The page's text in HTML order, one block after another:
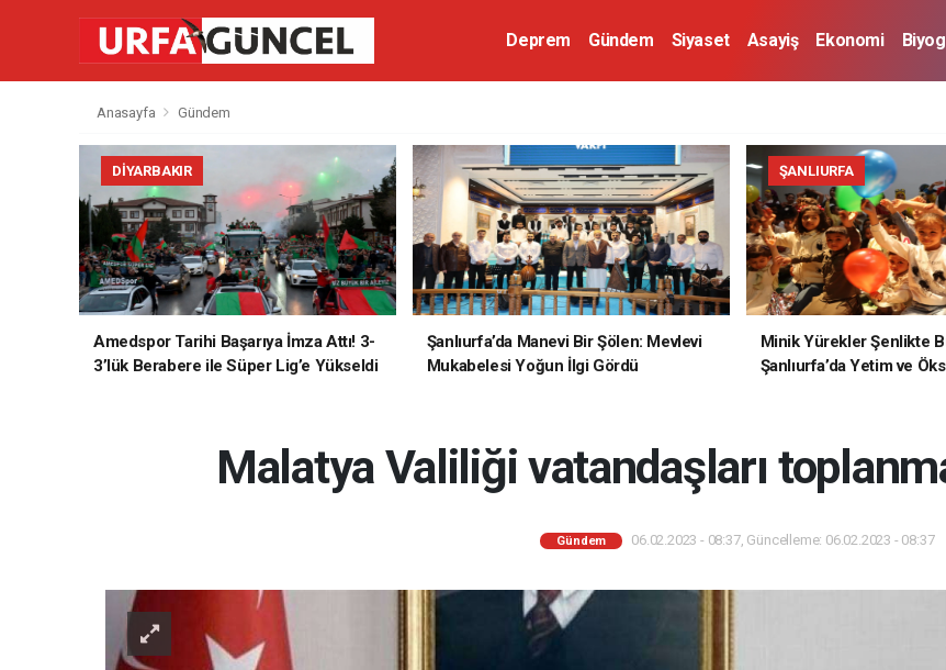
Deprem Gündem Siyaset Asayiş Ekonomi
Anasayfa Gündem
DIYARBAKIR
Amedspor Tarihi Başarıya İmza Attı! 3-
3’lük Berabere ile Süper Lig’e Yükseldi
Şanlıurfa’da Manevi Bir Şölen: Mevlevi
Mukabelesi Yoğun İlgi Gördü
ŞANLIURFA
Minik Yürekler Şenlikte
Şanlıurfa’da Yetim ve
Malatya Valiliği vatandaşları
Gündem 06.02.2023 - 08:37, Güncelleme: 06.02.2023 - 08:37